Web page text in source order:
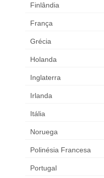
Finlândia
França
Grécia
Holanda
Inglaterra
Irlanda
Itália
Noruega
Polinésia Francesa
Portugal